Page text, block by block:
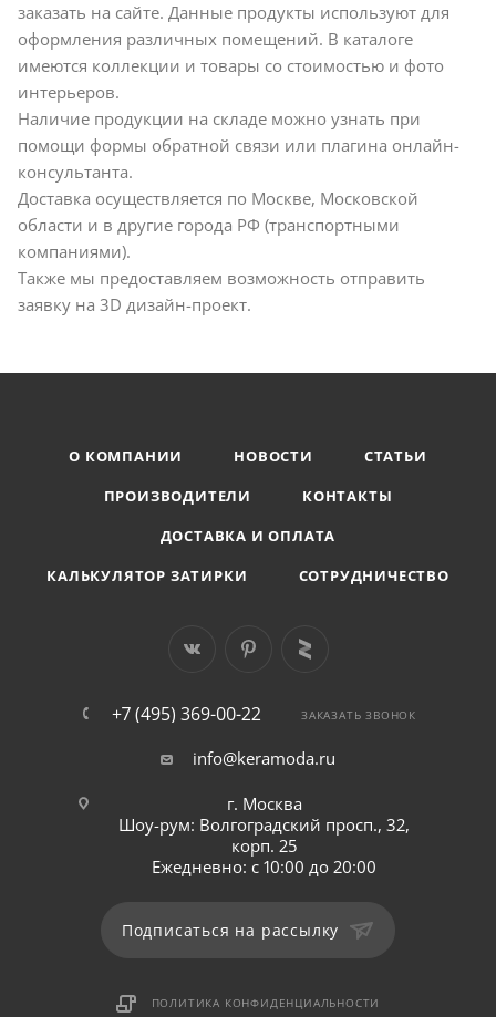
заказать на сайте. Данные продукты используют для
оформления различных помещений. В каталоге
имеются коллекции и товары со стоимостью и фото
интерьеров.
Наличие продукции на складе можно узнать при
помощи формы обратной связи или плагина онлайн-
консультанта.
Доставка осуществляется по Москве, Московской
области и в другие города РФ (транспортными
компаниями).
Также мы предоставляем возможность отправить
заявку на 3D дизайн-проект.
О КОМПАНИИ НОВОСТИ
СТАТЬИ
ПРОИЗВОДИТЕЛИ
КОНТАКТЫ
ДОСТАВКА И ОПЛАТА
КАЛЬКУЛЯТОР ЗАТИРКИ
СОТРУДНИЧЕСТВО
+7 (495) 369-00-22 ЗАКАЗАТЬ ЗВОНОК
info@keramoda.ru
г. Москва
Шоу-рум: Волгоградский просп., 32,
корп. 25
Ежедневно: с 10:00 до 20:00
Подписаться на рассылку
ПОЛИТИКА КОНФИДЕНЦИАЛЬНОСТИ